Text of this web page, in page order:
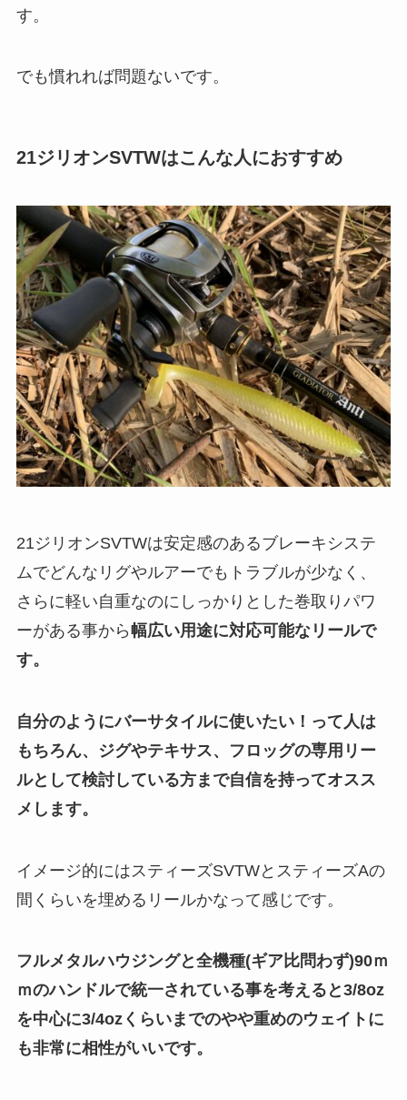
す。
でも慣れれば問題ないです。
21ジリオンSVTWはこんな人におすすめ
21ジリオンSVTWは安定感のあるブレーキシステ
ムでどんなリグやルアーでもトラブルが少なく、
さらに軽い自重なのにしっかりとした巻取りパワ
ーがある事から幅広い用途に対応可能なリールで
す。
自分のようにバーサタイルに使いたい！って人は
もちろん、ジグやテキサス、フロッグの専用リー
ルとして検討している方まで自信を持ってオスス
メします。
イメージ的にはスティーズSVTWとスティーズAの
間くらいを埋めるリールかなって感じです。
フルメタルハウジングと全機種(ギア比問わず)90ｍ
ｍのハンドルで統一されている事を考えると3/8oz
を中心に3/4ozくらいまでのやや重めのウェイトに
も非常に相性がいいです。